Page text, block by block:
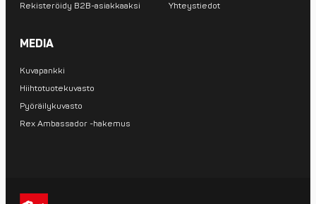
Rekisteröidy B2B-asiakkaaksi
Yhteystiedot
MEDIA
Kuvapankki
Hiihtotuotekuvasto
Pyöräilykuvasto
Rex Ambassador -hakemus